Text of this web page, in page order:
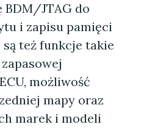
BDM/JTAG do
i zapisu pamięci
też funkcje takie
możliwość
mapy oraz
marek i modeli